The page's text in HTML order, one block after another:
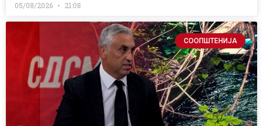
05/08/2026 21:08
СООПШТЕНИЈА